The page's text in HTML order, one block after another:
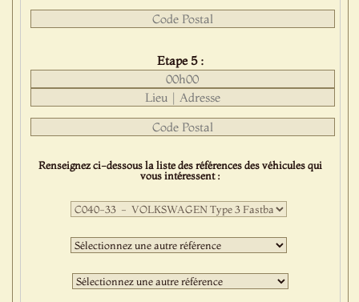
Etape 5 :
Renseignez ci-dessous la liste des références des véhicules qui
vous intéressent :
Première
sélection
:Deuxième
sélection
:Troisième
sélection